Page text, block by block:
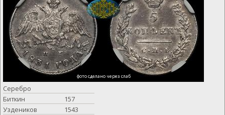
фото сделано через слаб
Серебро
Биткин
157
Уздеников
1543